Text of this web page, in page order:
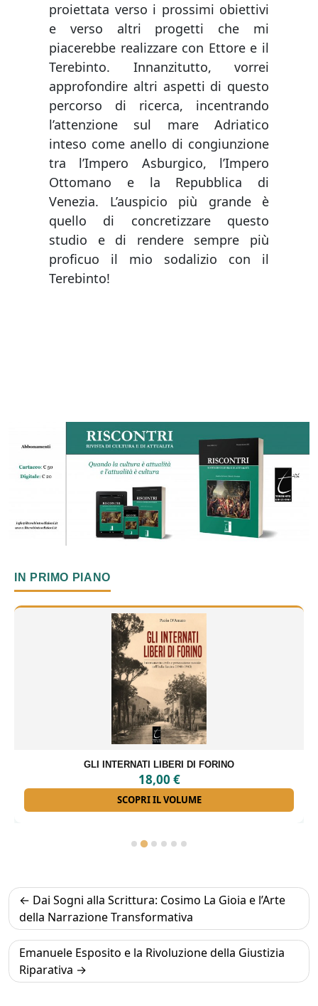
proiettata verso i prossimi obiettivi
e verso altri progetti che mi
piacerebbe realizzare con Ettore e il
Terebinto. Innanzitutto, vorrei
approfondire altri aspetti di questo
percorso di ricerca, incentrando
l’attenzione sul mare Adriatico
inteso come anello di congiunzione
tra l’Impero Asburgico, l’Impero
Ottomano e la Repubblica di
Venezia. L’auspicio più grande è
quello di concretizzare questo
studio e di rendere sempre più
proficuo il mio sodalizio con il
Terebinto!
IN PRIMO PIANO
GLI INTERNATI LIBERI DI FORINO
18,00 €
SCOPRI IL VOLUME
Navigazione
articoli
Dai Sogni alla Scrittura: Cosimo La Gioia e l’Arte
della Narrazione Transformativa
Emanuele Esposito e la Rivoluzione della Giustizia
Riparativa